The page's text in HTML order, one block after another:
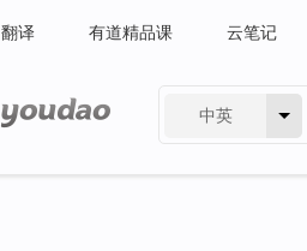
翻译 有道精品课 云笔记
中英